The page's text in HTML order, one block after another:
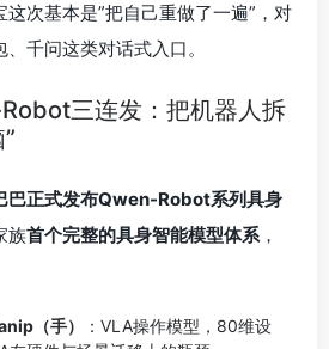
次基本是”把自己重做了一遍”，对
千问这类对话式入口。
三连发：把机器人拆
巴正式发布Qwen-Robot系列具身
族首个完整的具身智能模型体系，
（手）
：VLA操作模型，80维设